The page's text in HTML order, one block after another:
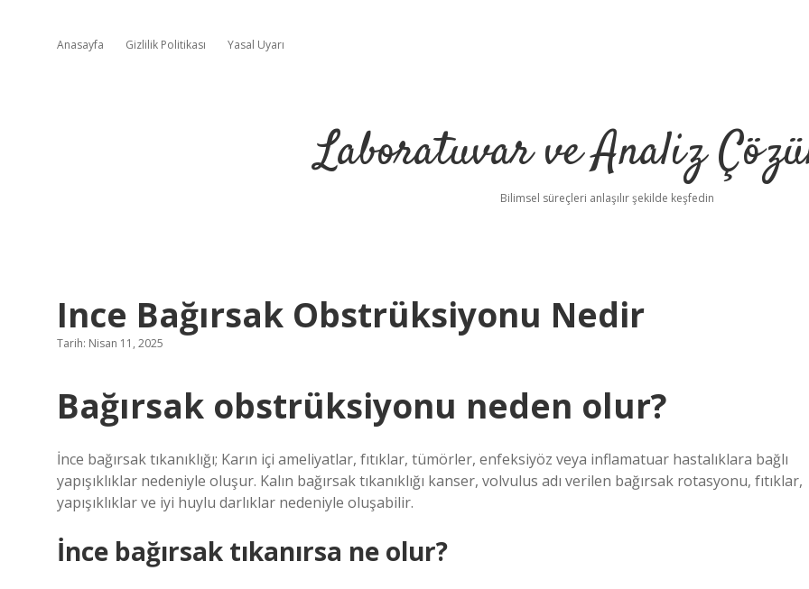
Anasayfa Gizlilik Politikası Yasal Uyarı
Laboratuvar ve Analiz
Bilimsel süreçleri anlaşılır şekilde keşfedin
Ince Bağırsak Obstrüksiyonu Nedir
Tarih: Nisan 11, 2025
Bağırsak obstrüksiyonu neden olur?
İnce bağırsak tıkanıklığı; Karın içi ameliyatlar, fıtıklar, tümörler, enfeksiyöz veya inflamatuar hastalıklara bağlı
yapışıklıklar nedeniyle oluşur. Kalın bağırsak tıkanıklığı kanser, volvulus adı verilen bağırsak rotasyonu, fıtıklar,
yapışıklıklar ve iyi huylu darlıklar nedeniyle oluşabilir.
İnce bağırsak tıkanırsa ne olur?